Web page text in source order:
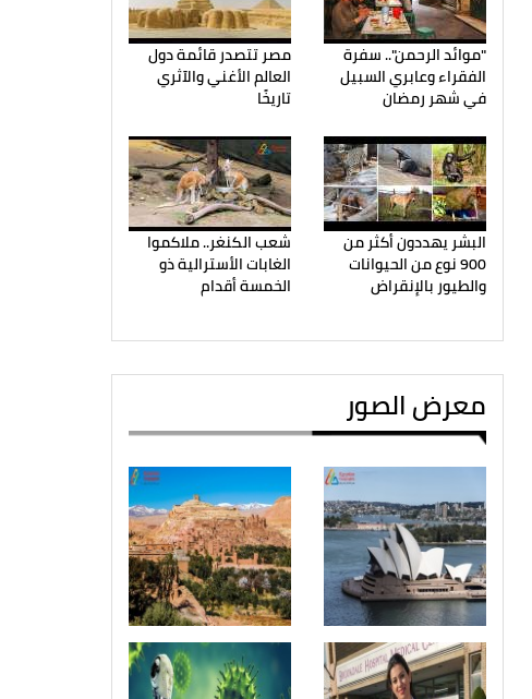
"موائد الرحمن".. سفرة
الفقراء وعابري السبيل
في شهر رمضان
مصر تتصدر قائمة دول
العالم الأغني والآثري
تاريخًا
البشر يهددون أكثر من
900 نوع من الحيوانات
والطيور بالإنقراض
شعب الكنغر.. ملاكموا
الغابات الأسترالية ذو
الخمسة أقدام
معرض الصور